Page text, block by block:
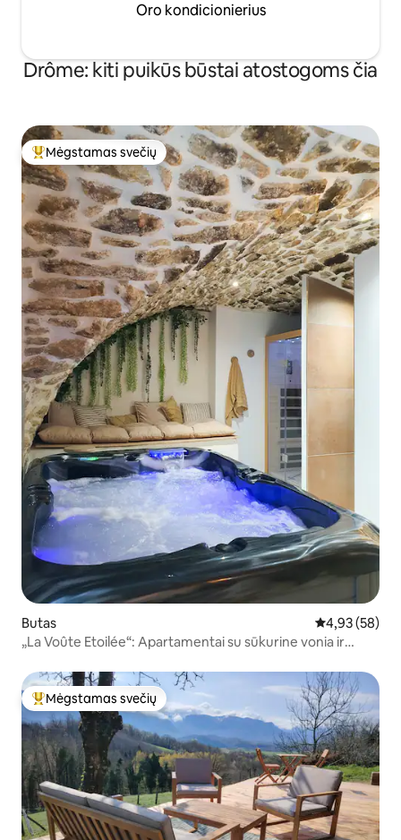
Oro kondicionierius
Drôme: kiti puikūs būstai atostogoms čia
Svečių mėgstamiausias
Mėgstamas svečių
Butas Vidutinis
4,93 (58)
„La Voûte Etoilée“: Apartamentai su sūkurine vonia ir
Svečių mėgstamiausias
Mėgstamas svečių